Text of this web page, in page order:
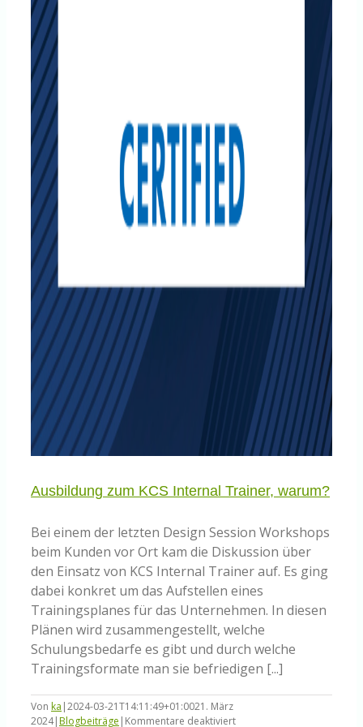
Ausbildung zum KCS Internal Trainer, warum?
Bei einem der letzten Design Session Workshops
beim Kunden vor Ort kam die Diskussion über
den Einsatz von KCS Internal Trainer auf. Es ging
dabei konkret um das Aufstellen eines
Trainingsplanes für das Unternehmen. In diesen
Plänen wird zusammengestellt, welche
Schulungsbedarfe es gibt und durch welche
Trainingsformate man sie befriedigen [...]
Von ka |2024-03-21T14:11:49+01:0021. März
2024|Blogbeiträge | Kommentare deaktiviertfür